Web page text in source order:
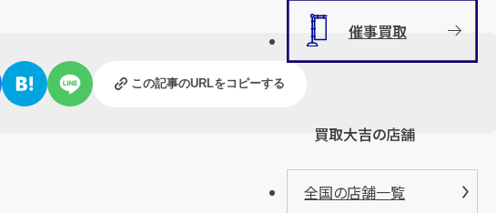
この記事のURLをコピーする
催事買取
買取大吉の店舗
全国の店舗一覧